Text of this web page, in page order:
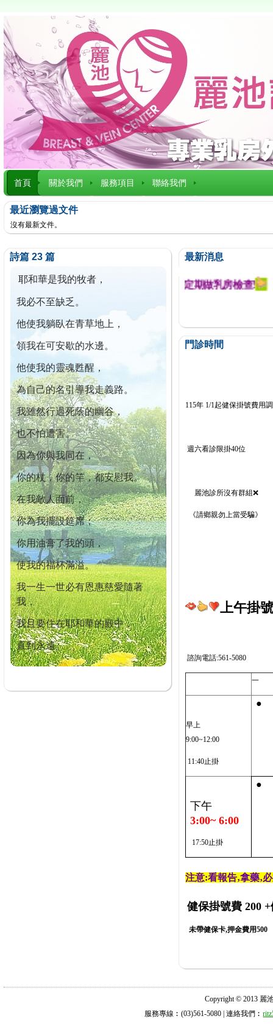
首頁 關於我們 服務項目 聯絡我們
最近瀏覽過文件
沒有最新文件。
詩篇 23 篇
耶和華是我的牧者，
我必不至缺乏。
他使我躺臥在青草地上，
領我在可安歇的水邊。
他使我的靈魂甦醒，
為自己的名引導我走義路。
我雖然行過死蔭的幽谷，
也不怕遭害。
因為你與我同在，
你的杖，你的竿，都安慰我。
在我敵人面前，
你為我擺設筵席；
你用油膏了我的頭，
使我的福杯滿溢。
我一生一世必有恩惠慈愛隨著
我，
我且要住在耶和華的殿中，
直到永遠。
最新消息
幕迄今已篩檢出1700位乳癌患者,提醒您定期做乳房檢查!
門診時間
115年 1/1起健保掛號費用
週六看診限掛40位
麗池診所沒有群組❌
《請鄉親勿上當受騙》
上午掛
諮詢電話:561-5080
一
早上
9:00~12:00
11:40止掛
●
下午
3:00~ 6:00
17:50止掛
●
注意:看報告‚拿藥‚
健保掛號費 200 +
未帶健保卡,押金費用500
Copyright © 2013 麗
服務專線︰(03)561-5080 | 連絡我們︰